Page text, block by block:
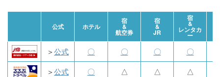
公式 ホテル
宿
&
航空券
宿
&
JR
宿
&
レンタカ
ー
＞公式 〇 〇 〇
〇
＞公式 〇 △ △
△